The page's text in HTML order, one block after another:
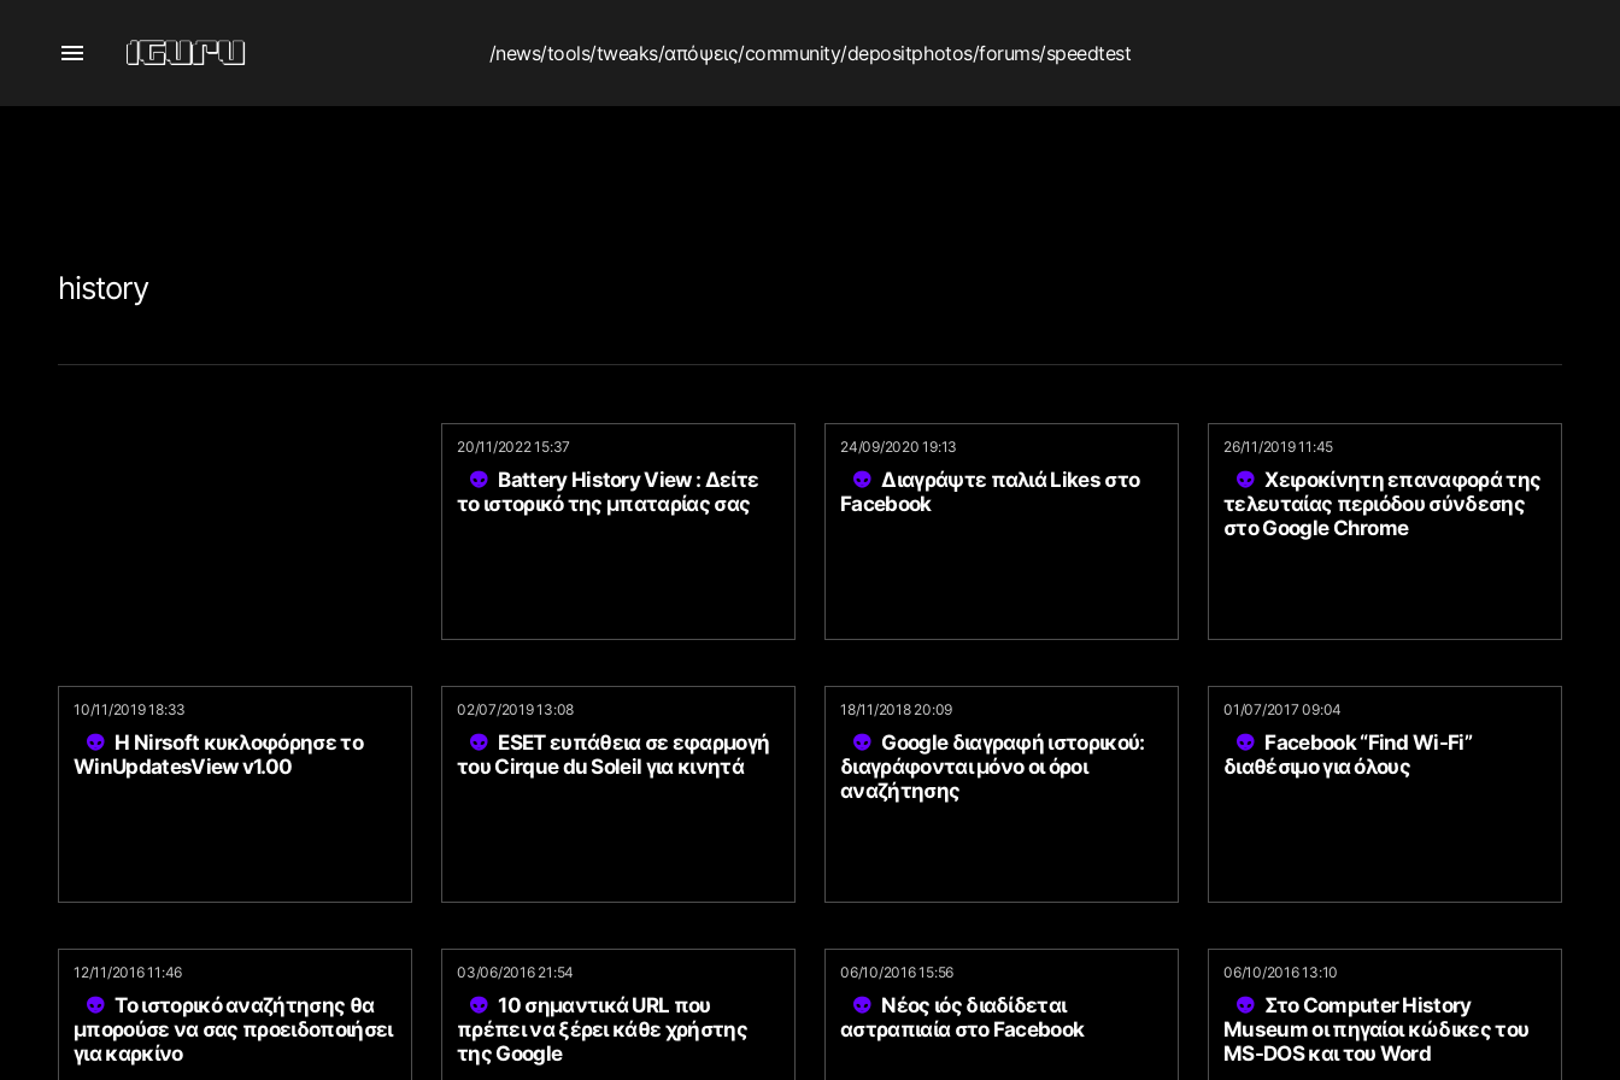
/news/tools/tweaks/απόψεις/community/depositphotos/forums/speedtest
history
20/11/2022 15:37
Battery History View : Δείτε
το ιστορικό της μπαταρίας σας
24/09/2020 19:13
Διαγράψτε παλιά Likes στο
Facebook
26/11/2019 11:45
Χειροκίνητη επαναφορά της
τελευταίας περιόδου σύνδεσης
στο Google Chrome
10/11/2019 18:33
Η Nirsoft κυκλοφόρησε το
WinUpdatesView v1.00
02/07/2019 13:08
ESET ευπάθεια σε εφαρμογή
του Cirque du Soleil για κινητά
18/11/2018 20:09
Google διαγραφή ιστορικού:
διαγράφονται μόνο οι όροι
αναζήτησης
01/07/2017 09:04
Facebook “Find Wi-Fi”
διαθέσιμο για όλους
12/11/2016 11:46
Το ιστορικό αναζήτησης θα
μπορούσε να σας προειδοποιήσει
για καρκίνο
03/06/2016 21:54
10 σημαντικά URL που
πρέπει να ξέρει κάθε χρήστης
της Google
06/10/2016 15:56
Νέος ιός διαδίδεται
αστραπιαία στο Facebook
06/10/2016 13:10
Στο Computer History
Museum οι πηγαίοι κώδικες του
MS-DOS και του Word